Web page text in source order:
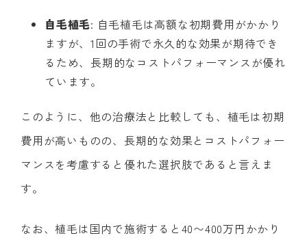
自毛植毛: 自毛植毛は高額な初期費用がかかり
ますが、1回の手術で永久的な効果が期待でき
るため、長期的なコストパフォーマンスが優れ
ています。
このように、他の治療法と比較しても、植毛は初期
費用が高いものの、長期的な効果とコストパフォー
マンスを考慮すると優れた選択肢であると言えま
す。
なお、植毛は国内で施術すると40〜400万円かかり